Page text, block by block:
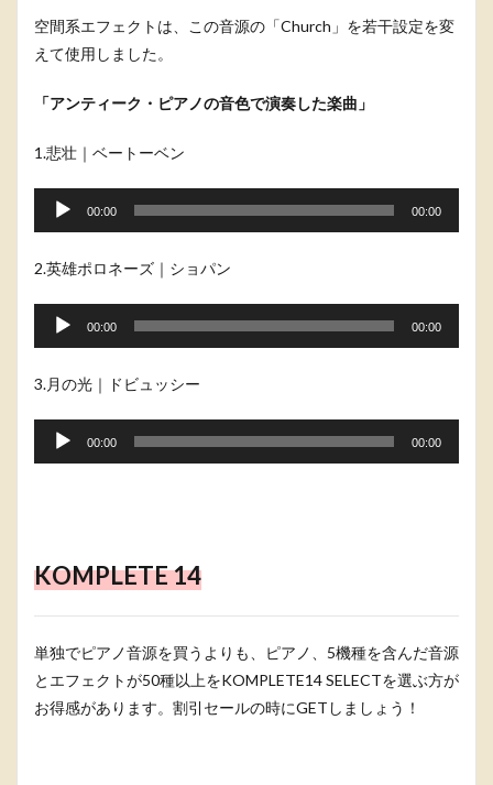
空間系エフェクトは、この音源の「Church」を若干設定を変
えて使用しました。
「アンティーク・ピアノの音色で演奏した楽曲」
1.悲壮｜ベートーベン
プ
レ
ー
00:00 00:00
2.英雄ポロネーズ｜ショパン
プ
レ
ー
00:00 00:00
3.月の光｜ドビュッシー
プ
ー
00:00 00:00
KOMPLETE 14
単独でピアノ音源を買うよりも、ピアノ、5機種を含んだ音源
とエフェクトが50種以上をKOMPLETE14 SELECTを選ぶ方が
お得感があります。割引セールの時にGETしましょう！